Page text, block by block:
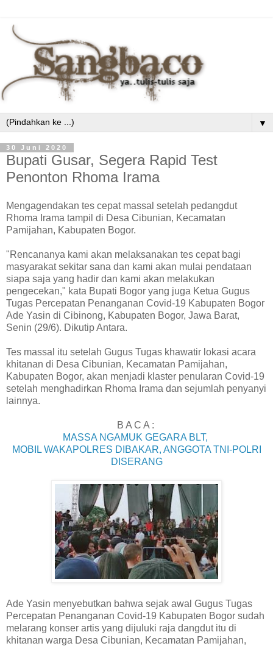
▼
30 Juni 2020
Bupati Gusar, Segera Rapid Test
Penonton Rhoma Irama
Mengagendakan tes cepat massal setelah pedangdut
Rhoma Irama tampil di Desa Cibunian, Kecamatan
Pamijahan, Kabupaten Bogor.
"Rencananya kami akan melaksanakan tes cepat bagi
masyarakat sekitar sana dan kami akan mulai pendataan
siapa saja yang hadir dan kami akan melakukan
pengecekan," kata Bupati Bogor yang juga Ketua Gugus
Tugas Percepatan Penanganan Covid-19 Kabupaten Bogor
Ade Yasin di Cibinong, Kabupaten Bogor, Jawa Barat,
Senin (29/6). Dikutip Antara.
Tes massal itu setelah Gugus Tugas khawatir lokasi acara
khitanan di Desa Cibunian, Kecamatan Pamijahan,
Kabupaten Bogor, akan menjadi klaster penularan Covid-19
setelah menghadirkan Rhoma Irama dan sejumlah penyanyi
lainnya.
B A C A :
MASSA NGAMUK GEGARA BLT,
MOBIL WAKAPOLRES DIBAKAR, ANGGOTA TNI-POLRI
DISERANG
Ade Yasin menyebutkan bahwa sejak awal Gugus Tugas
Percepatan Penanganan Covid-19 Kabupaten Bogor sudah
melarang konser artis yang dijuluki raja dangdut itu di
khitanan warga Desa Cibunian, Kecamatan Pamijahan,